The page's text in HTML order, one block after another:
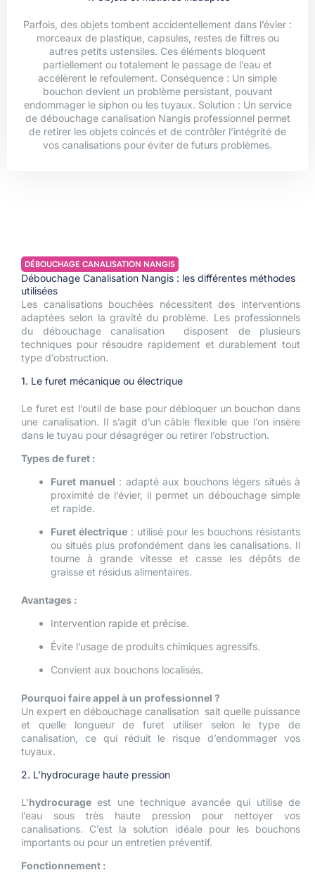
Parfois, des objets tombent accidentellement dans l’évier :
morceaux de plastique, capsules, restes de filtres ou
autres petits ustensiles. Ces éléments bloquent
partiellement ou totalement le passage de l’eau et
accélèrent le refoulement. Conséquence : Un simple
bouchon devient un problème persistant, pouvant
endommager le siphon ou les tuyaux. Solution : Un service
de débouchage canalisation Nangis professionnel permet
de retirer les objets coincés et de contrôler l’intégrité de
vos canalisations pour éviter de futurs problèmes.
DÉBOUCHAGE CANALISATION NANGIS
Débouchage Canalisation Nangis : les différentes méthodes
utilisées
Les canalisations bouchées nécessitent des interventions
adaptées selon la gravité du problème. Les professionnels
du débouchage canalisation disposent de plusieurs
techniques pour résoudre rapidement et durablement tout
type d’obstruction.
1. Le furet mécanique ou électrique
Le furet est l’outil de base pour débloquer un bouchon dans
une canalisation. Il s’agit d’un câble flexible que l’on insère
dans le tuyau pour désagréger ou retirer l’obstruction.
Types de furet :
Furet manuel : adapté aux bouchons légers situés à
proximité de l’évier, il permet un débouchage simple
et rapide.
Furet électrique : utilisé pour les bouchons résistants
ou situés plus profondément dans les canalisations. Il
tourne à grande vitesse et casse les dépôts de
graisse et résidus alimentaires.
Avantages :
Intervention rapide et précise.
Évite l’usage de produits chimiques agressifs.
Convient aux bouchons localisés.
Pourquoi faire appel à un professionnel ?
Un expert en débouchage canalisation sait quelle puissance
et quelle longueur de furet utiliser selon le type de
canalisation, ce qui réduit le risque d’endommager vos
tuyaux.
2. L’hydrocurage haute pression
L’hydrocurage est une technique avancée qui utilise de
l’eau sous très haute pression pour nettoyer vos
canalisations. C’est la solution idéale pour les bouchons
importants ou pour un entretien préventif.
Fonctionnement :